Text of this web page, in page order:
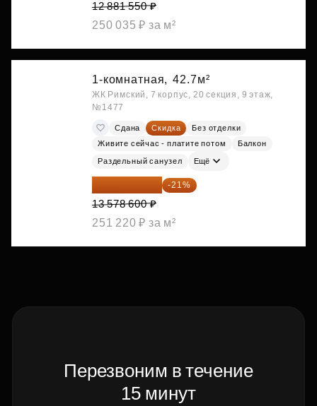
12 881 550 ₽
250 035 ₽ за м²
1-комнатная, 42.7м²
ЖК Римский, 7 корпус, 20 секция, 9 этаж,
№1477
Сдана Скидка
Без отделки
Живите сейчас - платите потом
Балкон
Раздельный санузел Ещё
10 727 094 ₽ -21%
13 578 600 ₽
251 220 ₽ за м²
Перезвоним в течение
15 минут